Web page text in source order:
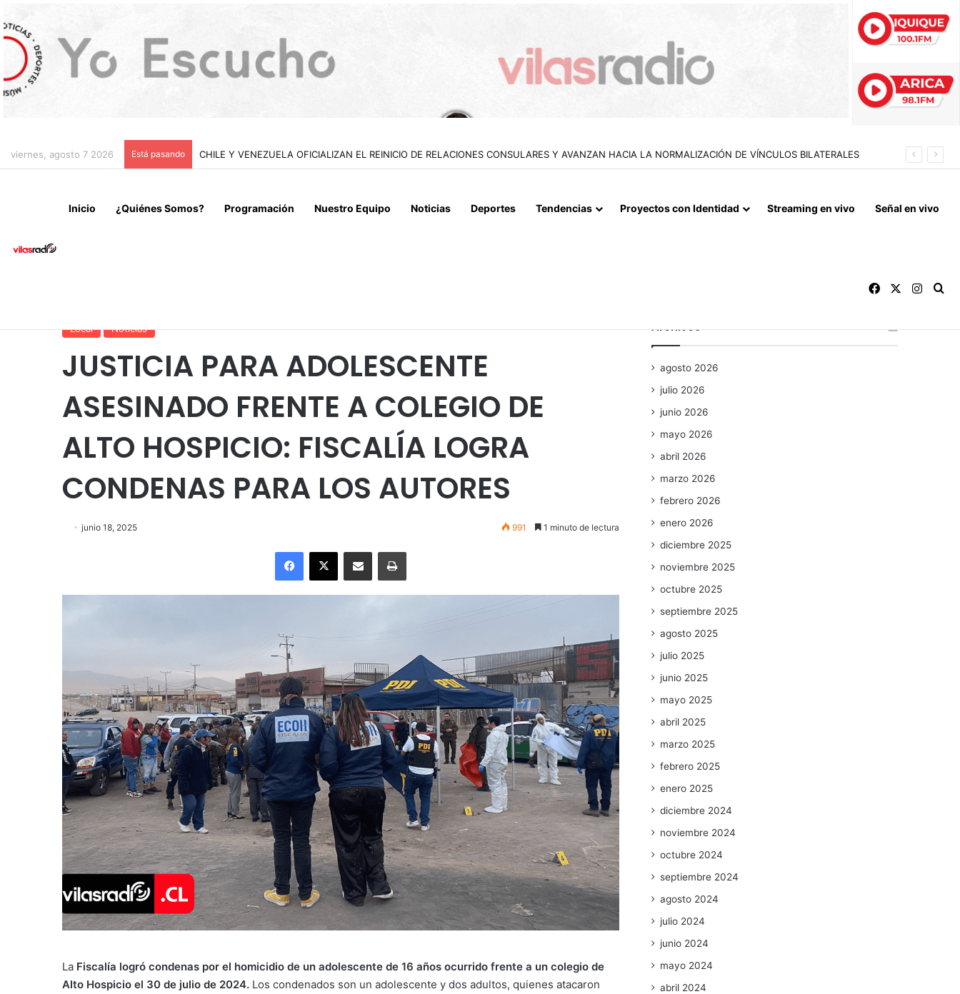
viernes, agosto 7 2026 Está pasando MOP INAUGURA OBRA VIAL EN CALETA VÍTOR PARA EVITAR CORTES DE RUTA DURANTE LAS CRECIDAS ESTIVALES EN ARICA Y PARINACOTA
Inicio ¿Quiénes Somos? Programación Nuestro Equipo Noticias Deportes Tendencias Proyectos con Identidad Streaming en vivo Señal en vivo
Facebook
Local Noticias
JUSTICIA PARA ADOLESCENTE
ASESINADO FRENTE A COLEGIO DE
ALTO HOSPICIO: FISCALÍA LOGRA
CONDENAS PARA LOS AUTORES
junio 18, 2025 991 1 minuto de lectura
Facebook
X Enviar vía email Imprimir
La Fiscalía logró condenas por el homicidio de un adolescente de 16 años ocurrido frente a un colegio de
Alto Hospicio el 30 de julio de 2024. Los condenados son un adolescente y dos adultos, quienes atacaron
Archivos
agosto 2026
julio 2026
junio 2026
mayo 2026
abril 2026
marzo 2026
febrero 2026
enero 2026
diciembre 2025
noviembre 2025
octubre 2025
septiembre 2025
agosto 2025
julio 2025
junio 2025
mayo 2025
abril 2025
marzo 2025
febrero 2025
enero 2025
diciembre 2024
noviembre 2024
octubre 2024
septiembre 2024
agosto 2024
julio 2024
junio 2024
mayo 2024
abril 2024